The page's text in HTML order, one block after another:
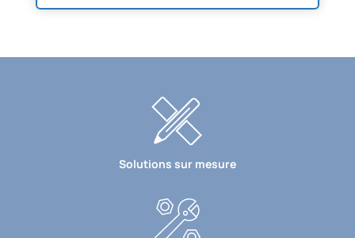
Solutions sur mesure